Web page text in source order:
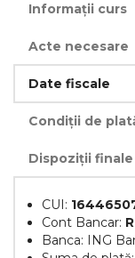
Informații curs
Acte necesare
Date fiscale
Condiții de
Dispoziții finale
CUI:
Cont Bancar:
Banca: ING